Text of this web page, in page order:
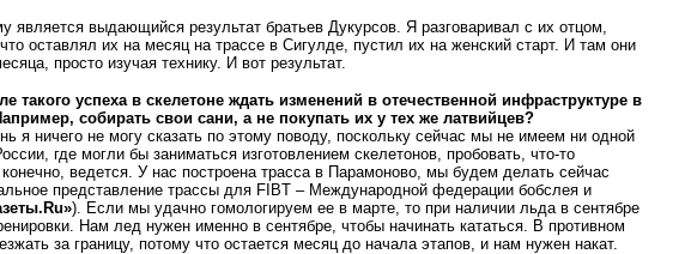
является выдающийся результат братьев Дукурсов. Я разговаривал с их отцом,
оставлял их на месяц на трассе в Сигулде, пустил их на женский старт. И там они
просто изучая технику. И вот результат.
успеха в скелетоне ждать изменений в отечественной инфраструктуре в
собирать свои сани, а не покупать их у тех же латвийцев?
я ничего не могу сказать по этому поводу, поскольку сейчас мы не имеем ни одной
где могли бы заниматься изготовлением скелетонов, пробовать, что-то
ведется. У нас построена трасса в Парамоново, мы будем делать сейчас
представление трассы для FIBT – Международной федерации бобслея и
). Если мы удачно гомологируем ее в марте, то при наличии льда в сентябре
Нам лед нужен именно в сентябре, чтобы начинать кататься. В противном
за границу, потому что остается месяц до начала этапов, и нам нужен накат.